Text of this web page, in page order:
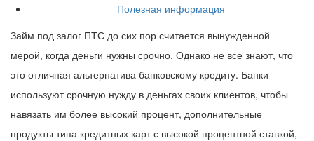
Полезная информация
Займ под залог ПТС до сих пор считается вынужденной
мерой, когда деньги нужны срочно. Однако не все знают, что
это отличная альтернатива банковскому кредиту. Банки
используют срочную нужду в деньгах своих клиентов, чтобы
навязать им более высокий процент, дополнительные
продукты типа кредитных карт с высокой процентной ставкой,